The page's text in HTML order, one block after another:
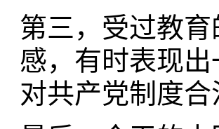
第三，受过教
感，有时表现
对共产党制度